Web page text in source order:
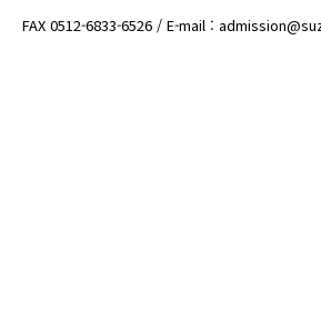
FAX 0512-6833-6526 / E-mail :